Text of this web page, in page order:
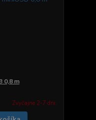
0,8 m
Zvyčajne 2-7 dni.